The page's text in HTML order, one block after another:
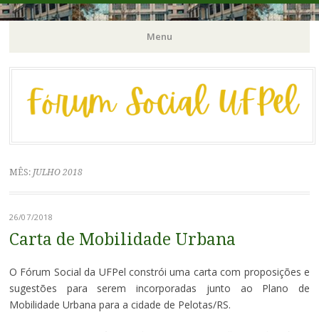
Fórum Social | UFPel
Menu
Pular
para
MÊS: JULHO 2018
26/07/2018
Carta de Mobilidade Urbana
O Fórum Social da UFPel constrói uma carta com proposições e
sugestões para serem incorporadas junto ao Plano de
Mobilidade Urbana para a cidade de Pelotas/RS.